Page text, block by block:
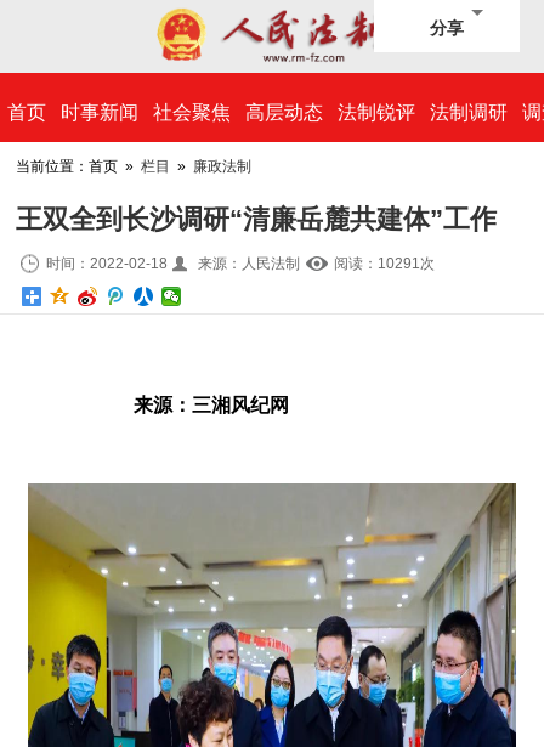
​首页 时事新闻 社会聚焦 高层动态 法制锐评 法制调研
当前位置：首页 »栏目 » 廉政法制
王双全到长沙调研“清廉岳麓共建体”工作
时间：2022-02-18 来源：人民法制 阅读：10291 次
来源： 三湘风纪网
分享